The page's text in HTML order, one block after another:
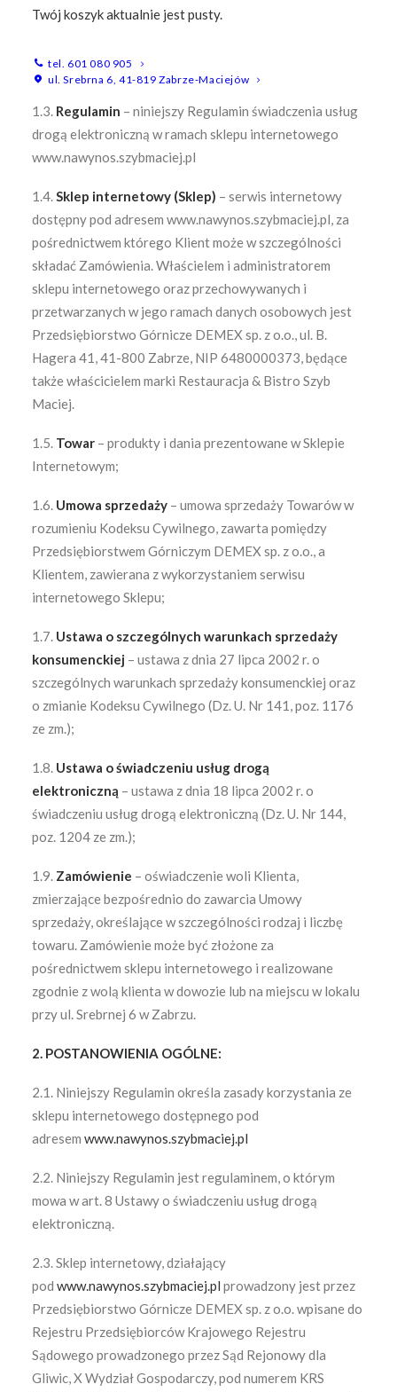
Twój koszyk aktualnie jest pusty.
tel. 601 080 905
ul. Srebrna 6, 41-819 Zabrze-Maciejów
Zamówienia w ramach Sklepu;
(Dz. U. Nr 16, poz. 93 ze zm.);
1.3. Regulamin – niniejszy Regulamin świadczenia usług
drogą elektroniczną w ramach sklepu internetowego
www.nawynos.szybmaciej.pl
1.4.Sklep internetowy (Sklep) – serwis internetowy
dostępny pod adresem www.nawynos.szybmaciej.pl, za
pośrednictwem którego Klient może w szczególności
składać Zamówienia. Właścielem i administratorem
sklepu internetowego oraz przechowywanych i
przetwarzanych w jego ramach danych osobowych jest
Przedsiębiorstwo Górnicze DEMEX sp. z o.o., ul. B.
Hagera 41, 41-800 Zabrze, NIP 6480000373, będące
także właścicielem marki Restauracja & Bistro Szyb
Maciej.
1.5. Towar – produkty i dania prezentowane w Sklepie
Internetowym;
1.6. Umowa sprzedaży – umowa sprzedaży Towarów w
rozumieniu Kodeksu Cywilnego, zawarta pomiędzy
Przedsiębiorstwem Górniczym DEMEX sp. z o.o., a
Klientem, zawierana z wykorzystaniem serwisu
internetowego Sklepu;
1.7. Ustawa o szczególnych warunkach sprzedaży
konsumenckiej – ustawa z dnia 27 lipca 2002 r. o
szczególnych warunkach sprzedaży konsumenckiej oraz
o zmianie Kodeksu Cywilnego (Dz. U. Nr 141, poz. 1176
ze zm.);
1.8. Ustawa o świadczeniu usług drogą
elektroniczną – ustawa z dnia 18 lipca 2002 r. o
świadczeniu usług drogą elektroniczną (Dz. U. Nr 144,
poz. 1204 ze zm.);
1.9. Zamówienie – oświadczenie woli Klienta,
zmierzające bezpośrednio do zawarcia Umowy
sprzedaży, określające w szczególności rodzaj i liczbę
towaru. Zamówienie może być złożone za
pośrednictwem sklepu internetowego i realizowane
zgodnie z wolą klienta w dowozie lub na miejscu w lokalu
przy ul. Srebrnej 6 w Zabrzu.
2. POSTANOWIENIA OGÓLNE:
2.1. Niniejszy Regulamin określa zasady korzystania ze
sklepu internetowego dostępnego pod
adresem www.nawynos.szybmaciej.pl
2.2. Niniejszy Regulamin jest regulaminem, o którym
mowa w art. 8 Ustawy o świadczeniu usług drogą
elektroniczną.
2.3. Sklep internetowy, działający
pod www.nawynos.szybmaciej.pl prowadzony jest przez
Przedsiębiorstwo Górnicze DEMEX sp. z o.o. wpisane do
Rejestru Przedsiębiorców Krajowego Rejestru
Sądowego prowadzonego przez Sąd Rejonowy dla
Gliwic, X Wydział Gospodarczy, pod numerem KRS